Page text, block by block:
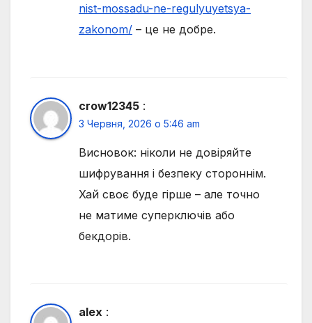
nist-mossadu-ne-regulyuyetsya-
zakonom/ – це не добре.
crow12345 :
3 Червня, 2026 о 5:46 am
Висновок: ніколи не довіряйте
шифрування і безпеку стороннім.
Хай своє буде гірше – але точно
не матиме суперключів або
бекдорів.
alex :